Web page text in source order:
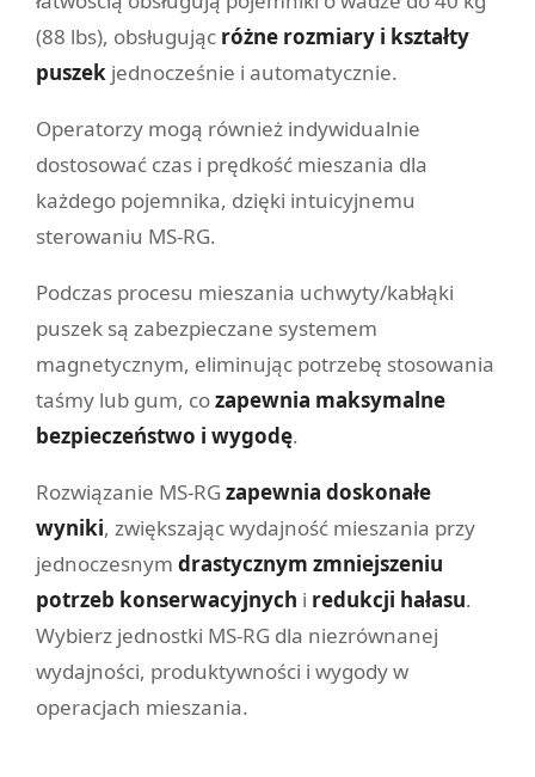
(88 lbs), obsługując różne rozmiary i kształty
puszek jednocześnie i automatycznie.
Operatorzy mogą również indywidualnie
dostosować czas i prędkość mieszania dla
każdego pojemnika, dzięki intuicyjnemu
sterowaniu MS-RG.
Podczas procesu mieszania uchwyty/kabłąki
puszek są zabezpieczane systemem
magnetycznym, eliminując potrzebę stosowania
taśmy lub gum, cozapewnia maksymalne
bezpieczeństwo i wygodę.
Rozwiązanie MS-RG zapewnia doskonałe
wyniki, zwiększając wydajność mieszania przy
jednoczesnym drastycznym zmniejszeniu
potrzeb konserwacyjnych i redukcji hałasu.
Wybierz jednostki MS-RG dla niezrównanej
wydajności, produktywności i wygody w
operacjach mieszania.